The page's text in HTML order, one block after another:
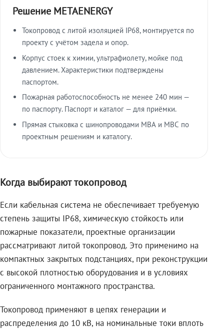
Решение METAENERGY
Токопровод с литой изоляцией IP68, монтируется по
проекту с учётом задела и опор.
Корпус стоек к химии, ультрафиолету, мойке под
давлением. Характеристики подтверждены
паспортом.
Пожарная работоспособность не менее 240 мин —
по паспорту. Паспорт и каталог — для приёмки.
Прямая стыковка с шинопроводами МВА и МВС по
проектным решениям и каталогу.
Когда выбирают токопровод
Если кабельная система не обеспечивает требуемую
степень защиты IP68, химическую стойкость или
пожарные показатели, проектные организации
рассматривают литой токопровод. Это применимо на
компактных закрытых подстанциях, при реконструкции
с высокой плотностью оборудования и в условиях
ограниченного монтажного пространства.
Токопровод применяют в цепях генерации и
распределения до 10 кВ, на номинальные токи вплоть